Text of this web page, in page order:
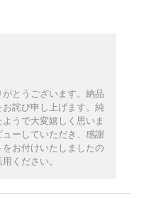
とうございます。納品
詫び申し上げます。純
うで大変嬉しく思いま
ーしていただき、感謝
お付けいたしましたの
ください。